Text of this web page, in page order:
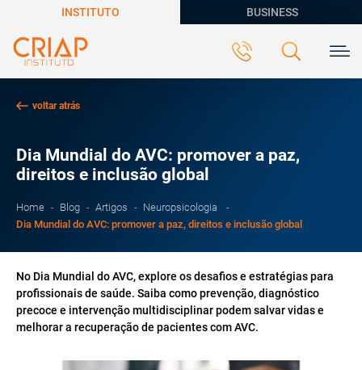
INSTITUTO BUSINESS
voltar atrás
Dia Mundial do AVC: promover a paz,
direitos e inclusão global
Home Blog Artigos
Neuropsicologia
Dia Mundial do AVC: promover a paz, direitos e inclusão global
No Dia Mundial do AVC, explore os desafios e estratégias para
profissionais de saúde. Saiba como prevenção, diagnóstico
precoce e intervenção multidisciplinar podem salvar vidas e
melhorar a recuperação de pacientes com AVC.